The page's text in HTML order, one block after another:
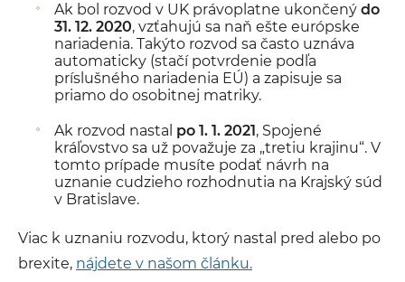
Ak bol rozvod v UK právoplatne ukončený do
31. 12. 2020, vzťahujú sa naň ešte európske
nariadenia. Takýto rozvod sa často uznáva
automaticky (stačí potvrdenie podľa
príslušného nariadenia EÚ) a zapisuje sa
priamo do osobitnej matriky.
Ak rozvod nastal po 1. 1. 2021, Spojené
kráľovstvo sa už považuje za „tretiu krajinu“. V
tomto prípade musíte podať návrh na
uznanie cudzieho rozhodnutia na Krajský súd
v Bratislave.
Viac k uznaniu rozvodu, ktorý nastal pred alebo po
brexite, nájdete v našom článku.